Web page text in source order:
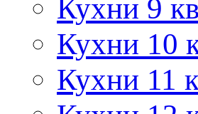
Кухни 9
Кухни 10
Кухни 11